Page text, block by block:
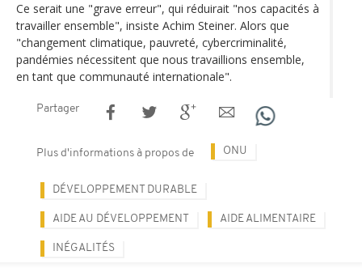
Ce serait une "grave erreur", qui réduirait "nos capacités à
travailler ensemble", insiste Achim Steiner. Alors que
"changement climatique, pauvreté, cybercriminalité,
pandémies nécessitent que nous travaillions ensemble,
en tant que communauté internationale".
Partager
Plus d'informations à propos de ONU
DÉVELOPPEMENT DURABLE
AIDE AU DÉVELOPPEMENT AIDE ALIMENTAIRE
INÉGALITÉS